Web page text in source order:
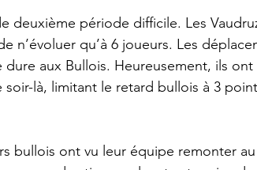
deuxième période difficile. Les
n’évoluer qu’à 6 joueurs. Les
aux Bullois. Heureusement, ils
là, limitant le retard bullois à 3
bullois ont vu leur équipe remonter